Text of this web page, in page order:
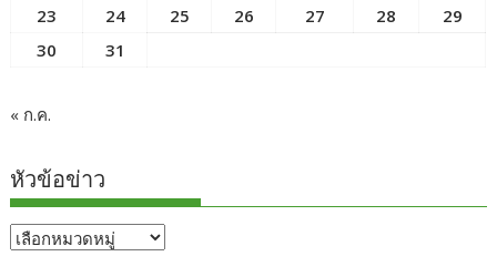
23
24 25 26 27 28
29
30
31
« ก.ค.
หัวข้อข่าว
หัวข้อ